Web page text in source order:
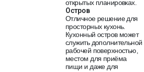
открытых планировках.
Остров
Отличное решение для
просторных кухонь.
Кухонный остров может
служить дополнительной
рабочей поверхностью,
местом для приёма
пищи и даже для